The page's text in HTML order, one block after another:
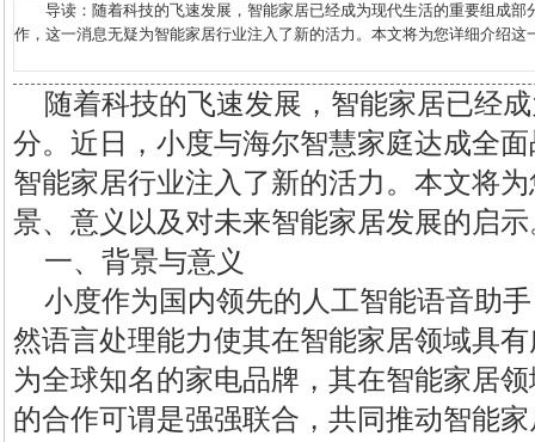
导读：随着科技的飞速发展，智能家居已经成为现代生活的重要组成部
作，这一消息无疑为智能家居行业注入了新的活力。本文将为您详细介绍这
随着科技的飞速发展，智能家居已经
分。近日，小度与海尔智慧家庭达成全
智能家居行业注入了新的活力。本文将
景、意义以及对未来智能家居发展的启示
一、背景与意义
小度作为国内领先的人工智能语音助
然语言处理能力使其在智能家居领域具
为全球知名的家电品牌，其在智能家居
的合作可谓是强强联合，共同推动智能